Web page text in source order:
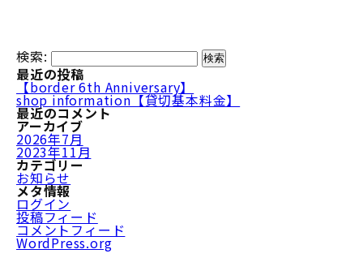
検索:
最近の投稿
【border 6th Anniversary】
shop information【貸切基本料金】
最近のコメント
アーカイブ
2026年7月
2023年11月
カテゴリー
お知らせ
メタ情報
ログイン
投稿フィード
コメントフィード
WordPress.org